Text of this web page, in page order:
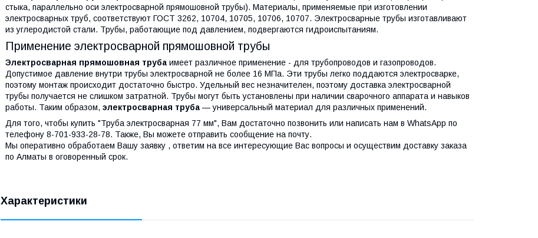
стыка, параллельно оси электросварной прямошовной трубы). Материалы, применяемые при изготовлении
электросварных труб, соответствуют ГОСТ 3262, 10704, 10705, 10706, 10707. Электросварные трубы изготавливают
из углеродистой стали. Трубы, работающие под давлением, подвергаются гидроиспытаниям.
Применение электросварной прямошовной трубы
Электросварная прямошовная труба имеет различное применение - для трубопроводов и газопроводов.
Допустимое давление внутри трубы электросварной не более 16 МПа. Эти трубы легко поддаются электросварке,
поэтому монтаж происходит достаточно быстро. Удельный вес незначителен, поэтому доставка электросварной
трубы получается не слишком затратной. Трубы могут быть установлены при наличии сварочного аппарата и навыков
работы. Таким образом, электросварная труба — универсальный материал для различных применений.
Для того, чтобы купить "Труба электросварная 77 мм", Вам достаточно позвонить или написать нам в WhatsApp по
телефону 8-701-933-28-78. Также, Вы можете отправить сообщение на почту.
Мы оперативно обработаем Вашу заявку , ответим на все интересующие Вас вопросы и осуществим доставку заказа
по Алматы в оговоренный срок.
Характеристики